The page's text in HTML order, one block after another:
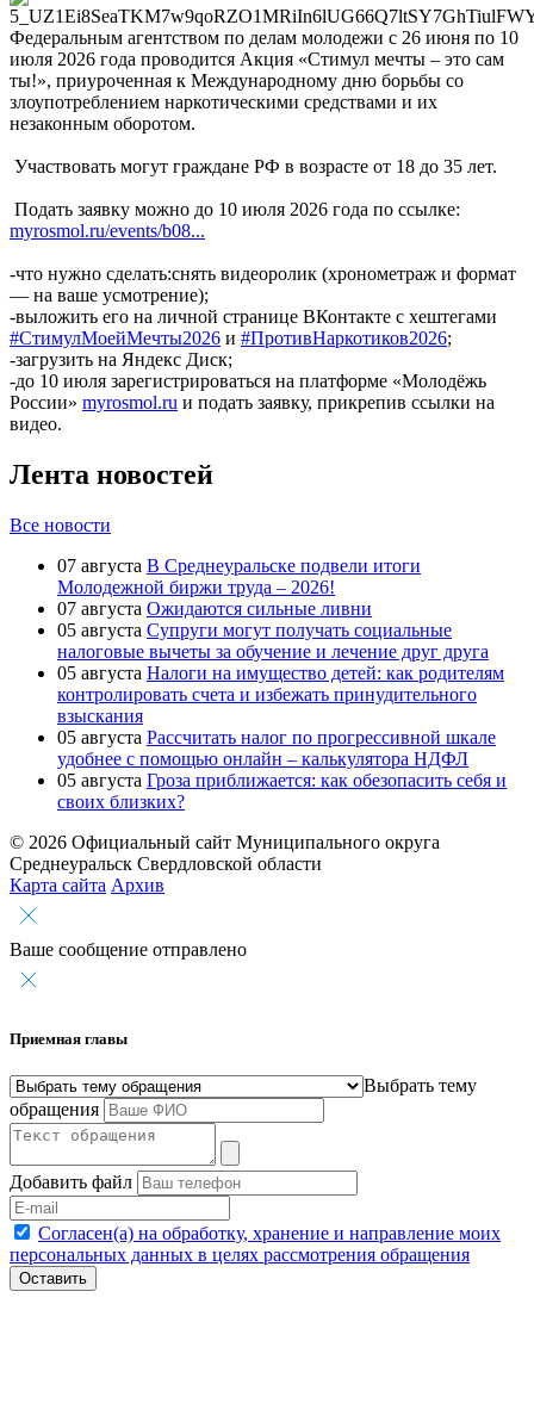
Федеральным агентством по делам молодежи с 26 июня по 10
июля 2026 года проводится Акция «Стимул мечты – это сам
ты!», приуроченная к Международному дню борьбы со
злоупотреблением наркотическими средствами и их
незаконным оборотом.
Участвовать могут граждане РФ в возрасте от 18 до 35 лет.
Подать заявку можно до 10 июля 2026 года по ссылке:
myrosmol.ru/events/b08...
-что нужно сделать:снять видеоролик (хронометраж и формат
— на ваше усмотрение);
-выложить его на личной странице ВКонтакте с хештегами
#СтимулМоейМечты2026 и #ПротивНаркотиков2026;
-загрузить на Яндекс Диск;
-до 10 июля зарегистрироваться на платформе «Молодёжь
России» myrosmol.ru и подать заявку, прикрепив ссылки на
видео.
Лента новостей
Все новости
07 августа В Среднеуральске подвели итоги
Молодежной биржи труда – 2026!
07 августа Ожидаются сильные ливни
05 августа Супруги могут получать социальные
налоговые вычеты за обучение и лечение друг друга
05 августа Налоги на имущество детей: как родителям
контролировать счета и избежать принудительного
взыскания
05 августа Рассчитать налог по прогрессивной шкале
удобнее с помощью онлайн – калькулятора НДФЛ
05 августа Гроза приближается: как обезопасить себя и
своих близких?
© 2026 Официальный сайт Муниципального округа
Среднеуральск Свердловской области
Карта сайта Архив
Ваше сообщение отправлено
Приемная главы
Выбрать тему
обращения
Добавить файл
Согласен(а) на обработку, хранение и направление моих
персональных данных в целях рассмотрения обращения
Оставить